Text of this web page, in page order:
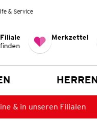
& Service
Merkzettel
& in unseren Filialen